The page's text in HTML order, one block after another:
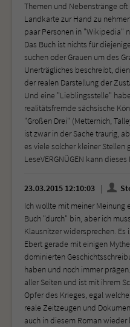
Themen und Nebenstränge
Landkarte zur Hand zu
paar Personen in "Wikipedia"
Das Buch ist nichts für
suchen oder Grauen um des
Unerträgliches beschreibt,
der realen Darstellung der
Und eine "Lieblingsstelle"
realitätsfremde sächsische
"Großen Drei" (Metternich,
ist zwar in der Sache traurig,
es viele solcher kleiner
LeseVERGNÜGEN kann
23.03.2015 12:10:03
Ich wollte mit meiner Meinung
Buch "durch" bin, aber ich
Klausnitzer widersprechen. Es
Ebert gerade mit einigen
dominierten
haben und noch immer
aller Seiten und ist mit ihrem
Opfer des Krieges, egal
reale Zeitzeugen und
auch in diesem Roman